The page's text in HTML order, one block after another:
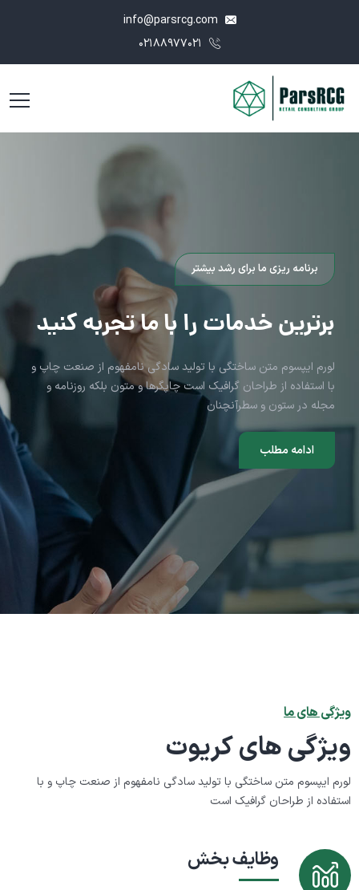
برنامه ریزی ما برای رشد بیشتر
برترین خدمات را با ما تجربه کنید
لورم ایپسوم متن ساختگی با تولید سادگی نامفهوم از صنعت چاپ و
با استفاده از طراحان گرافیک استچاپگرها و متون بلکه روزنامه و
مجله در ستون و سطرآنچنان
ادامه مطلب
ویژگی های ما
ویژگی های کریوت
لورم ایپسوم متن ساختگی با تولید سادگی نامفهوم از صنعت چاپ و با
استفاده از طراحان گرافیک است
وظایف بخش